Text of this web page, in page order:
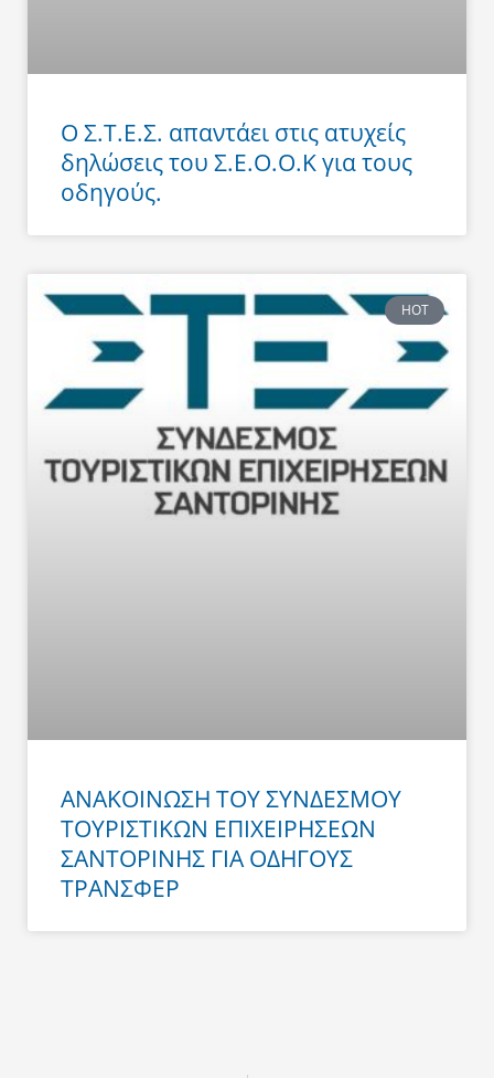
Ο Σ.Τ.Ε.Σ. απαντάει στις ατυχείς
δηλώσεις του Σ.Ε.Ο.Ο.Κ για τους
οδηγούς.
HOT
ΑΝΑΚΟΙΝΩΣΗ ΤΟΥ ΣΥΝΔΕΣΜΟΥ
ΤΟΥΡΙΣΤΙΚΩΝ ΕΠΙΧΕΙΡΗΣΕΩΝ
ΣΑΝΤΟΡΙΝΗΣ ΓΙΑ ΟΔΗΓΟΥΣ
ΤΡΑΝΣΦΕΡ